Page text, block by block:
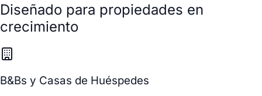
Diseñado para propiedades en
crecimiento
B&Bs y Casas de Huéspedes